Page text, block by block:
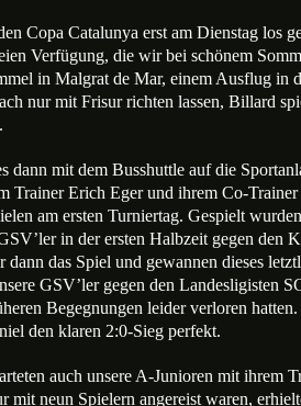
Copa Catalunya erst am Dienstag los
Verfügung, die wir bei schönem
in Malgrat de Mar, einem Ausflug in
nur mit Frisur richten lassen, Billard
dann mit dem Busshuttle auf die
Trainer Erich Eger und ihrem Co-
am ersten Turniertag. Gespielt
in der ersten Halbzeit gegen den
dann das Spiel und gewannen dieses
GSV’ler gegen den Landesligisten
Begegnungen leider verloren
den klaren 2:0-Sieg perfekt.
auch unsere A-Junioren mit ihrem
mit neun Spielern angereist waren,